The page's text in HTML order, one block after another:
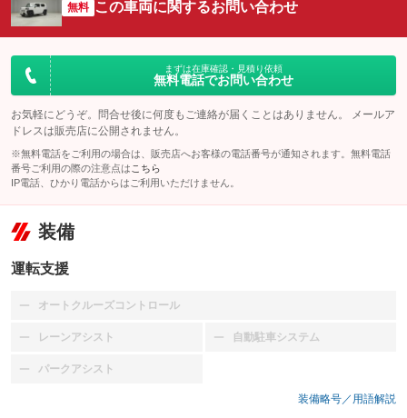
無料 この車両に関するお問い合わせ
まずは在庫確認・見積り依頼
無料電話でお問い合わせ
お気軽にどうぞ。問合せ後に何度もご連絡が届くことはありません。 メールア
ドレスは販売店に公開されません。
※無料電話をご利用の場合は、販売店へお客様の電話番号が通知されます。無料電話
番号ご利用の際の注意点は こちら
IP電話、ひかり電話からはご利用いただけません。
装備
運転支援
オートクルーズコントロール
：装備なし
レーンアシスト
：装備なし 自動駐車システム
：装備なし
パークアシスト
：装備なし
装備略号／用語解説